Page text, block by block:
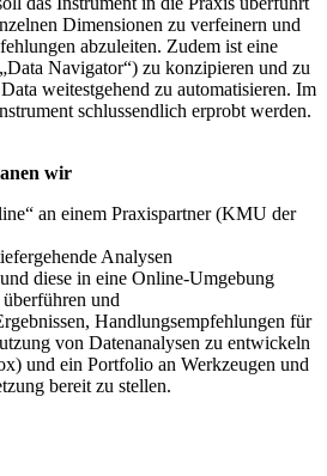
Dimensionen zu verfeinern und
abzuleiten. Zudem ist eine
Navigator“) zu konzipieren und zu
weitestgehend zu automatisieren. Im
schlussendlich erprobt werden.
wir
an einem Praxispartner (KMU der
Analysen
diese in eine Online-Umgebung
und
Handlungsempfehlungen für
von Datenanalysen zu entwickeln
und ein Portfolio an Werkzeugen und
bereit zu stellen.